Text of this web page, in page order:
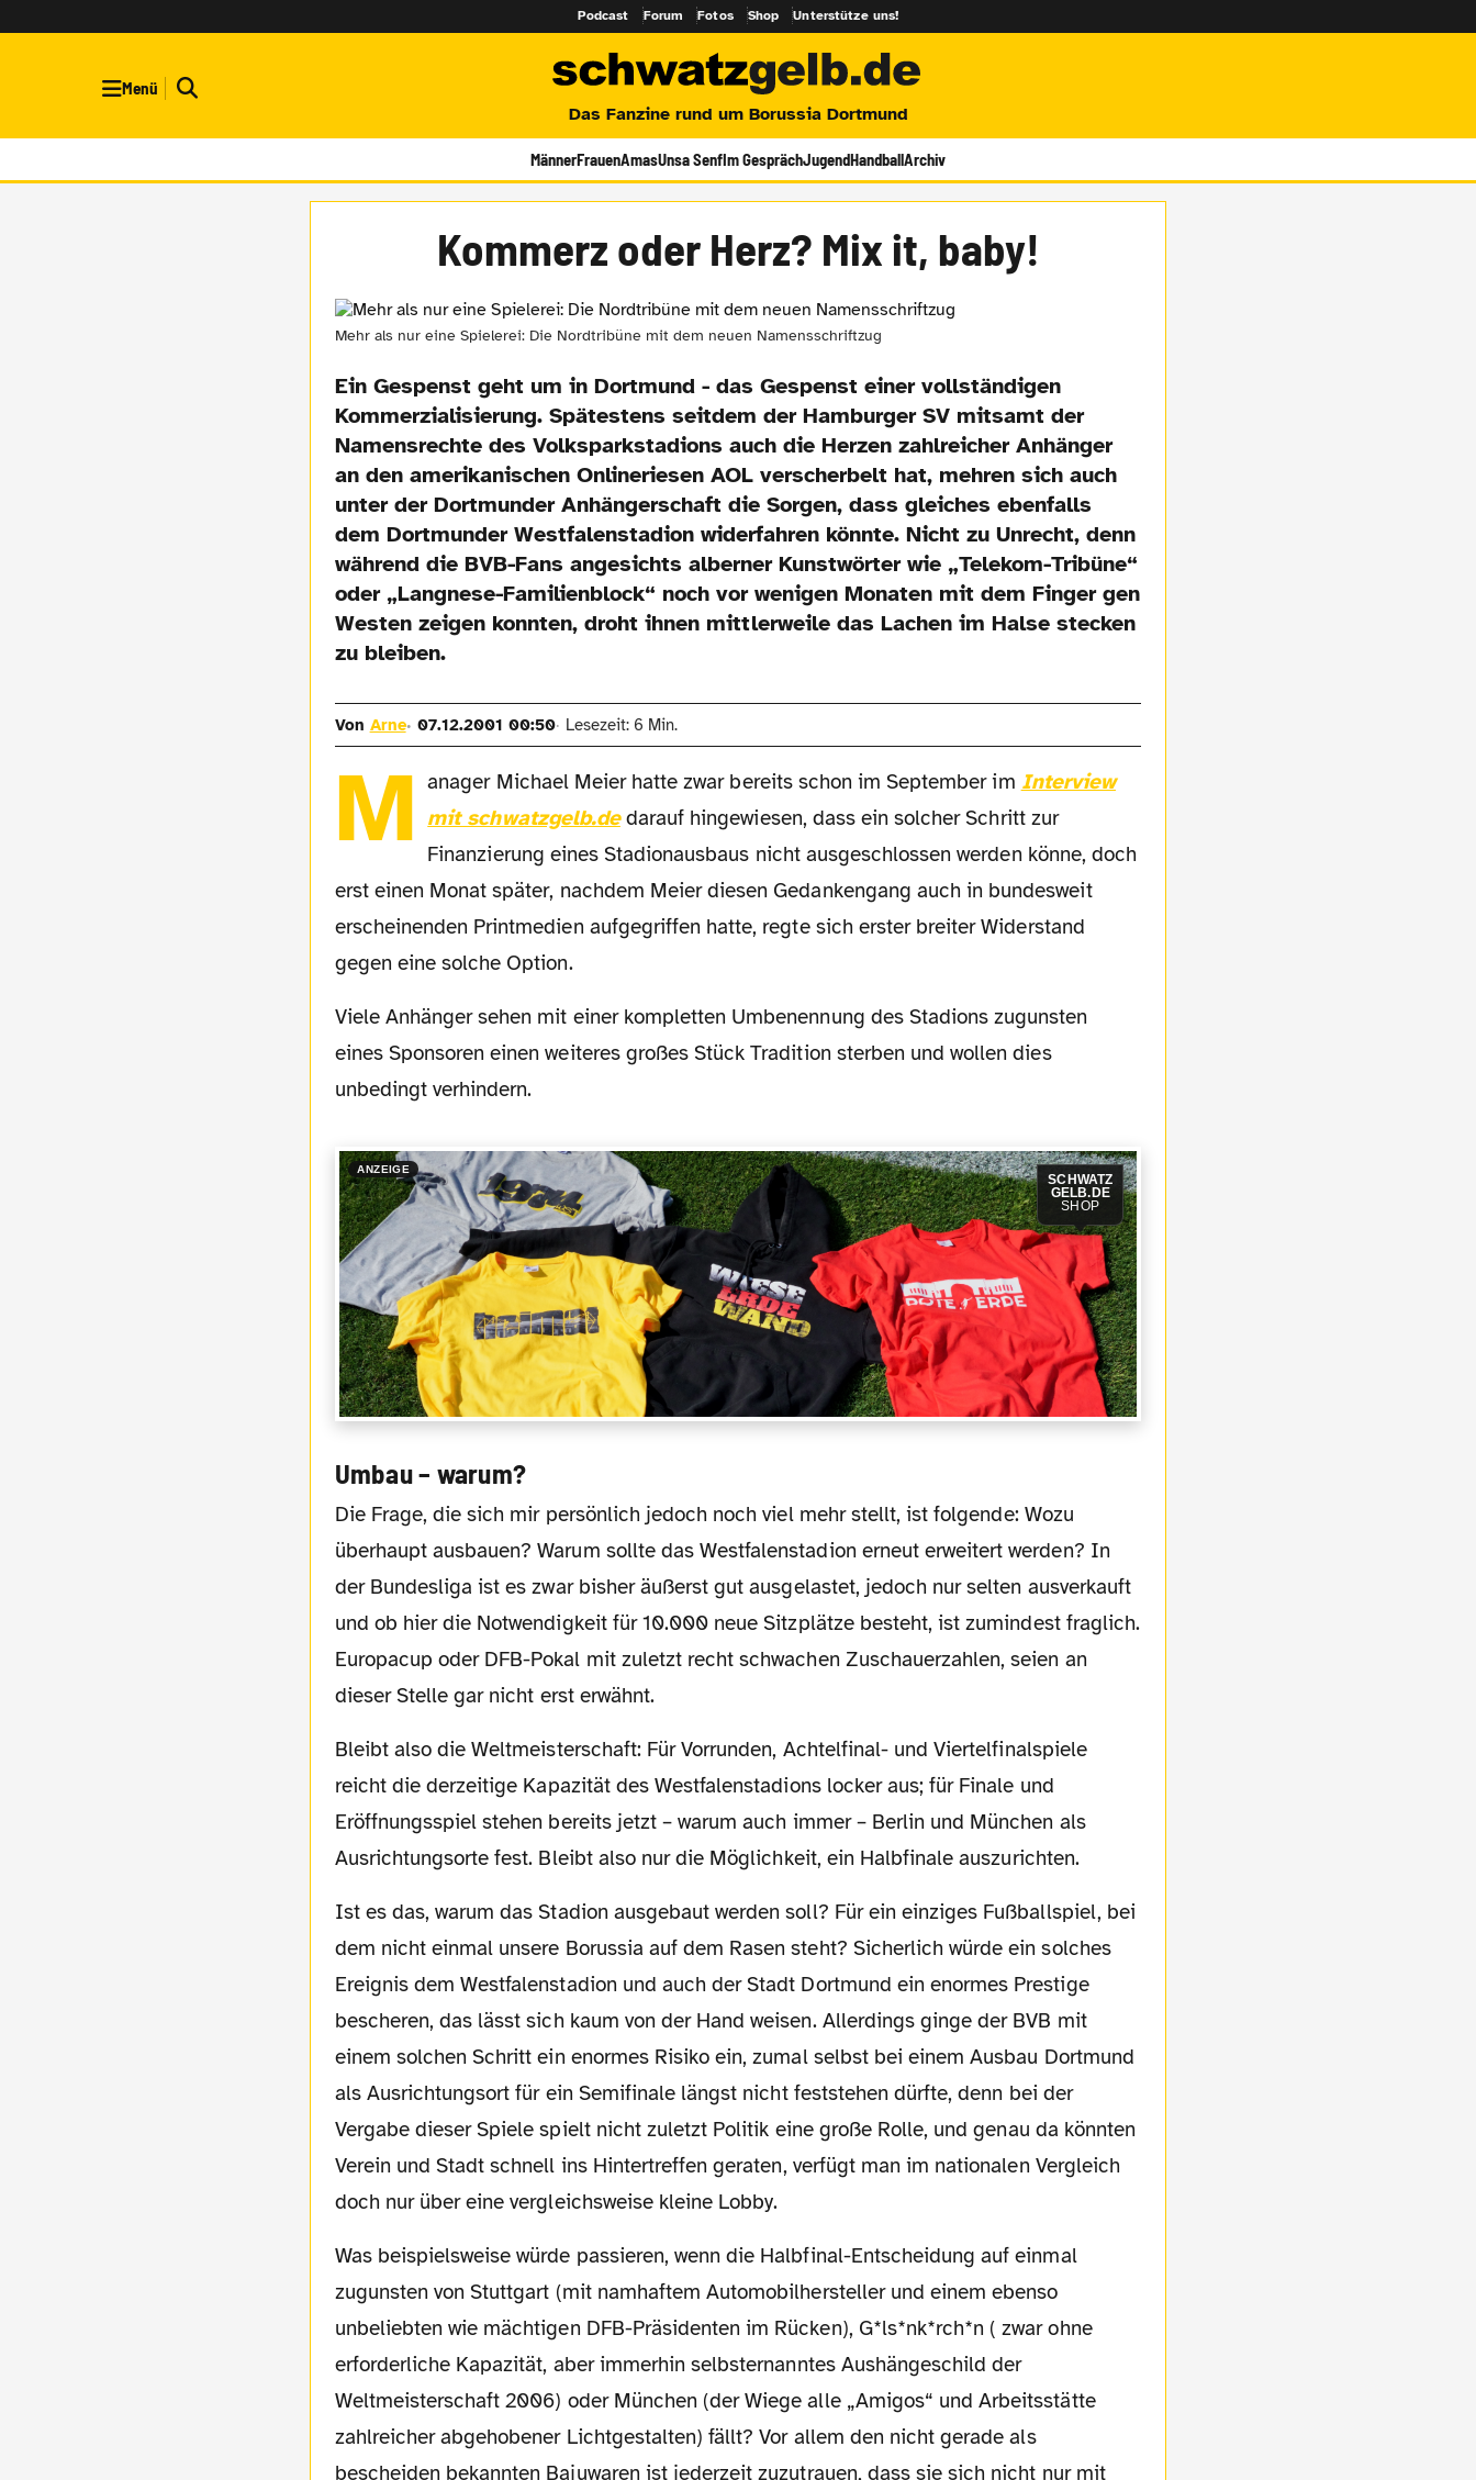
Podcast Forum Fotos Shop Unterstütze uns!
Menü
Das Fanzine rund um Borussia Dortmund
MännerFrauenAmasUnsa SenfIm GesprächJugendHandballArchiv
Kommerz oder Herz? Mix it, baby!
Mehr als nur eine Spielerei: Die Nordtribüne mit dem neuen Namensschriftzug
Ein Gespenst geht um in Dortmund - das Gespenst einer vollständigen
Kommerzialisierung. Spätestens seitdem der Hamburger SV mitsamt der
Namensrechte des Volksparkstadions auch die Herzen zahlreicher Anhänger
an den amerikanischen Onlineriesen AOL verscherbelt hat, mehren sich auch
unter der Dortmunder Anhängerschaft die Sorgen, dass gleiches ebenfalls
dem Dortmunder Westfalenstadion widerfahren könnte. Nicht zu Unrecht, denn
während die BVB-Fans angesichts alberner Kunstwörter wie „Telekom-Tribüne“
oder „Langnese-Familienblock“ noch vor wenigen Monaten mit dem Finger gen
Westen zeigen konnten, droht ihnen mittlerweile das Lachen im Halse stecken
zu bleiben.
Von Arne 07.12.2001 00:50 Lesezeit: 6 Min.
M anager Michael Meier hatte zwar bereits schon im September im Interview
mit schwatzgelb.dedarauf hingewiesen, dass ein solcher Schritt zur
Finanzierung eines Stadionausbaus nicht ausgeschlossen werden könne, doch
erst einen Monat später, nachdem Meier diesen Gedankengang auch in bundesweit
erscheinenden Printmedien aufgegriffen hatte, regte sich erster breiter Widerstand
gegen eine solche Option.
Viele Anhänger sehen mit einer kompletten Umbenennung des Stadions zugunsten
eines Sponsoren einen weiteres großes Stück Tradition sterben und wollen dies
unbedingt verhindern.
ANZEIGE
SCHWATZ
GELB.DE
SHOP
Umbau – warum?
Die Frage, die sich mir persönlich jedoch noch viel mehr stellt, ist folgende: Wozu
überhaupt ausbauen? Warum sollte das Westfalenstadion erneut erweitert werden? In
der Bundesliga ist es zwar bisher äußerst gut ausgelastet, jedoch nur selten ausverkauft
und ob hier die Notwendigkeit für 10.000 neue Sitzplätze besteht, ist zumindest fraglich.
Europacup oder DFB-Pokal mit zuletzt recht schwachen Zuschauerzahlen, seien an
dieser Stelle gar nicht erst erwähnt.
Bleibt also die Weltmeisterschaft: Für Vorrunden, Achtelfinal- und Viertelfinalspiele
reicht die derzeitige Kapazität des Westfalenstadions locker aus; für Finale und
Eröffnungsspiel stehen bereits jetzt – warum auch immer – Berlin und München als
Ausrichtungsorte fest. Bleibt also nur die Möglichkeit, ein Halbfinale auszurichten.
Ist es das, warum das Stadion ausgebaut werden soll? Für ein einziges Fußballspiel, bei
dem nicht einmal unsere Borussia auf dem Rasen steht? Sicherlich würde ein solches
Ereignis dem Westfalenstadion und auch der Stadt Dortmund ein enormes Prestige
bescheren, das lässt sich kaum von der Hand weisen. Allerdings ginge der BVB mit
einem solchen Schritt ein enormes Risiko ein, zumal selbst bei einem Ausbau Dortmund
als Ausrichtungsort für ein Semifinale längst nicht feststehen dürfte, denn bei der
Vergabe dieser Spiele spielt nicht zuletzt Politik eine große Rolle, und genau da könnten
Verein und Stadt schnell ins Hintertreffen geraten, verfügt man im nationalen Vergleich
doch nur über eine vergleichsweise kleine Lobby.
Was beispielsweise würde passieren, wenn die Halbfinal-Entscheidung auf einmal
zugunsten von Stuttgart (mit namhaftem Automobilhersteller und einem ebenso
unbeliebten wie mächtigen DFB-Präsidenten im Rücken), G*ls*nk*rch*n ( zwar ohne
erforderliche Kapazität, aber immerhin selbsternanntes Aushängeschild der
Weltmeisterschaft 2006) oder München (der Wiege alle „Amigos“ und Arbeitsstätte
zahlreicher abgehobener Lichtgestalten) fällt? Vor allem den nicht gerade als
bescheiden bekannten Bajuwaren ist jederzeit zuzutrauen, dass sie sich nicht nur mit